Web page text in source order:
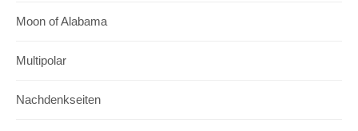
Moon of Alabama
Multipolar
Nachdenkseiten